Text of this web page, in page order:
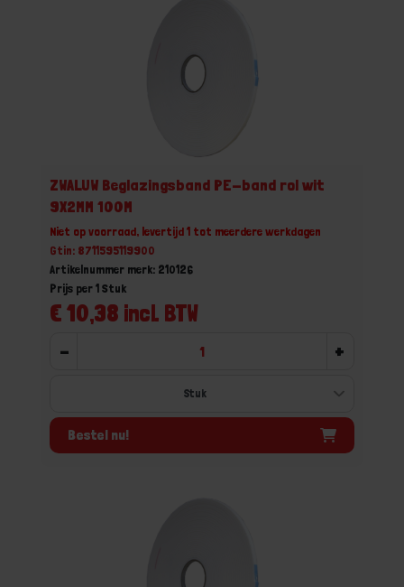
ZWALUW Beglazingsband PE-band rol wit
9X2MM 100M
Niet op voorraad, levertijd 1 tot meerdere werkdagen
Gtin: 8711595119900
Artikelnummer merk: 210126
€ 10,38 incl. BTW
Prijs per 1 Stuk
- +
Bestel nu!